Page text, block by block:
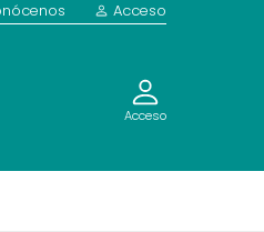
Acceso
Acceso